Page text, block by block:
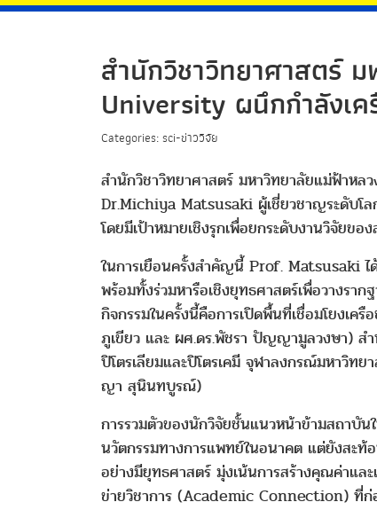
สำนักวิชาวิทยาศาสตร์
University ผนึกกำลังเ
Categories: sci-ข่าววิจัย
สำนักวิชาวิทยาศาสตร์ มหาวิทยาลัยแม่ฟ้าหล
Dr.Michiya Matsusaki ผู้เชี่ยวชาญระดับ
โดยมีเป้าหมายเชิงรุกเพื่อยกระดับงานวิจัยขอ
ในการเยือนครั้งสำคัญนี้ Prof. Matsusaki
พร้อมทั้งร่วมหารือเชิงยุทธศาสตร์เพื่อวางรา
กิจกรรมในครั้งนี้คือการเปิดพื้นที่เชื่อมโยงเ
ภูเขียว และ ผศ.ดร.พัชรา ปัญญามูลวงษา) ส
ปิโตรเลียมและปิโตรเคมี จุฬาลงกรณ์มหาวิท
ญา สุนินทบูรณ์)
การรวมตัวของนักวิจัยชั้นแนวหน้าข้ามสถาบั
นวัตกรรมทางการแพทย์ในอนาคต แต่ยังสะ
อย่างมียุทธศาสตร์ มุ่งเน้นการสร้างคุณค่าแล
ข่ายวิชาการ (Academic Connection) ที่ก่อ